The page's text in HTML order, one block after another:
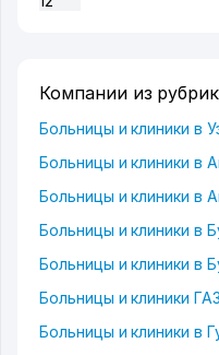
Компании из
Больницы и клиники в
Больницы и клиники в
Больницы и клиники в
Больницы и клиники в
Больницы и клиники в
Больницы и клиники
Больницы и клиники в